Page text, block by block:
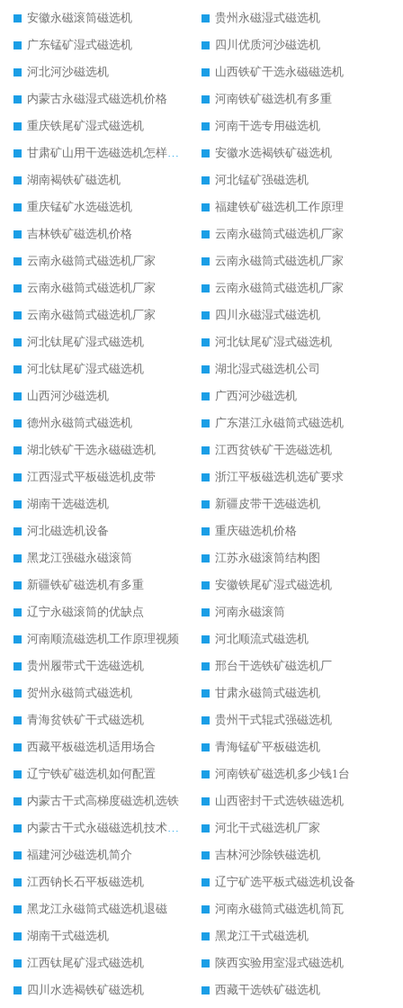
安徽永磁滚筒磁选机
贵州永磁湿式磁选机
广东锰矿湿式磁选机
四川优质河沙磁选机
河北河沙磁选机
山西铁矿干选永磁磁选机
内蒙古永磁湿式磁选机价格
河南铁矿磁选机有多重
重庆铁尾矿湿式磁选机
河南干选专用磁选机
甘肃矿山用干选磁选机怎样调磁
安徽水选褐铁矿磁选机
湖南褐铁矿磁选机
河北锰矿强磁选机
重庆锰矿水选磁选机
福建铁矿磁选机工作原理
吉林铁矿磁选机价格
云南永磁筒式磁选机厂家
云南永磁筒式磁选机厂家
云南永磁筒式磁选机厂家
云南永磁筒式磁选机厂家
云南永磁筒式磁选机厂家
云南永磁筒式磁选机厂家
四川永磁湿式磁选机
河北钛尾矿湿式磁选机
河北钛尾矿湿式磁选机
河北钛尾矿湿式磁选机
湖北湿式磁选机公司
山西河沙磁选机
广西河沙磁选机
德州永磁筒式磁选机
广东湛江永磁筒式磁选机
湖北铁矿干选永磁磁选机
江西贫铁矿干选磁选机
江西湿式平板磁选机皮带
浙江平板磁选机选矿要求
湖南干选磁选机
新疆皮带干选磁选机
河北磁选机设备
重庆磁选机价格
黑龙江强磁永磁滚筒
江苏永磁滚筒结构图
新疆铁矿磁选机有多重
安徽铁尾矿湿式磁选机
辽宁永磁滚筒的优缺点
河南永磁滚筒
河南顺流磁选机工作原理视频
河北顺流式磁选机
贵州履带式干选磁选机
邢台干选铁矿磁选机厂
贺州永磁筒式磁选机
甘肃永磁筒式磁选机
青海贫铁矿干式磁选机
贵州干式辊式强磁选机
西藏平板磁选机适用场合
青海锰矿平板磁选机
辽宁铁矿磁选机如何配置
河南铁矿磁选机多少钱1台
内蒙古干式高梯度磁选机选铁
山西密封干式选铁磁选机
内蒙古干式永磁磁选机技术要求
河北干式磁选机厂家
福建河沙磁选机简介
吉林河沙除铁磁选机
江西钠长石平板磁选机
辽宁矿选平板式磁选机设备
黑龙江永磁筒式磁选机退磁
河南永磁筒式磁选机筒瓦
湖南干式磁选机
黑龙江干式磁选机
江西钛尾矿湿式磁选机
陕西实验用室湿式磁选机
四川水选褐铁矿磁选机
西藏干选铁矿磁选机